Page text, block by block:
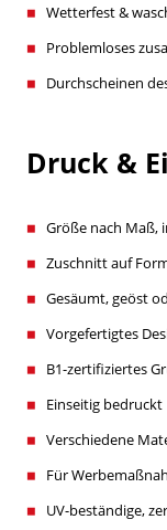
Wetterfest &
Problemloses
Durchscheinen
Druck &
Größe nach Maß,
Zuschnitt auf
Gesäumt, geöst
Vorgefertigtes
B1-zertifiziertes
Einseitig bedruckt
Verschiedene
Für
UV-beständige,